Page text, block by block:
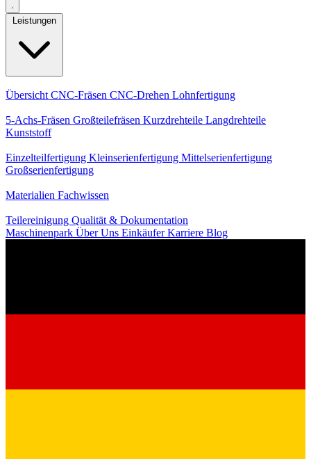
Leistungen
Übersicht CNC-Fräsen CNC-Drehen Lohnfertigung
5-Achs-Fräsen Großteilefräsen Kurzdrehteile Langdrehteile
Kunststoff
Einzelteilfertigung Kleinserienfertigung Mittelserienfertigung
Großserienfertigung
Materialien Fachwissen
Teilereinigung Qualität & Dokumentation
Maschinenpark Über Uns EinkäuferKarriere Blog